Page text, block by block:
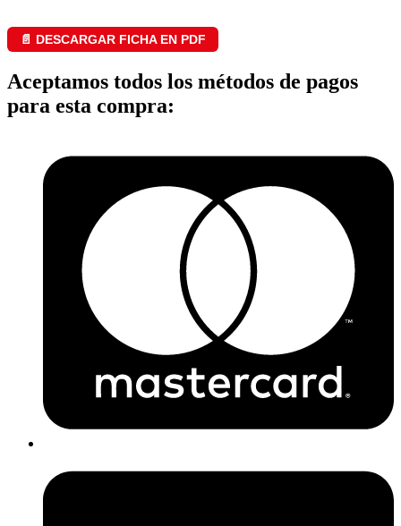
📄 DESCARGAR FICHA EN PDF
Aceptamos todos los métodos de pagos
para esta compra: